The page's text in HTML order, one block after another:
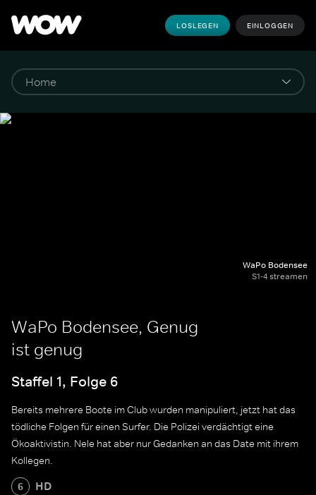
LOSLEGEN EINLOGGEN
WaPo Bodensee
S1-4 streamen
WaPo Bodensee, Genug
ist genug
Staffel 1, Folge 6
Bereits mehrere Boote im Club wurden manipuliert, jetzt hat das
tödliche Folgen für einen Surfer. Die Polizei verdächtigt eine
Ökoaktivistin. Nele hat aber nur Gedanken an das Date mit ihrem
Kollegen.
6 HD